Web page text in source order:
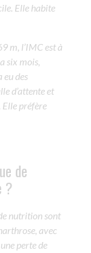
Elle habite
m, l’IMC est à
six mois,
eu des
d’attente et
Elle préfère
de
?
nutrition sont
avec
perte de